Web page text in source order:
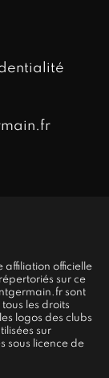
officielle
sur ce
sont
les droits
logos des clubs
sur
sous licence de